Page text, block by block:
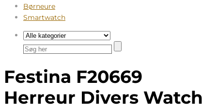
Børneure
Smartwatch
Festina F20669
Herreur Divers Watch